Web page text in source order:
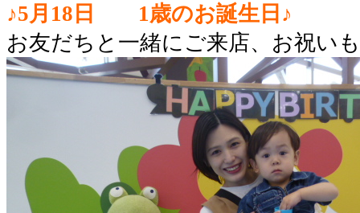
♪5月18日 1歳のお誕生日♪
お友だちと一緒にご来店、お祝い